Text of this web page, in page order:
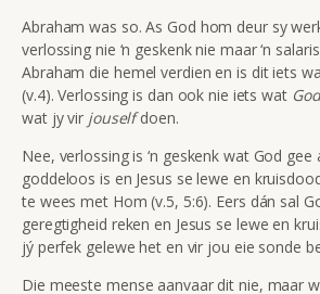
Abraham was so. As God hom deur sy
verlossing nie ‘n geskenk nie maar ‘n
Abraham die hemel verdien en is dit iets
(v.4). Verlossing is dan ook nie iets wat God
wat jy vir jouselfdoen.
Nee, verlossing is ‘n geskenk wat God
goddeloos is en Jesus se lewe en
te wees met Hom (v.5, 5:6). Eers dán sal
geregtigheid reken en Jesus se lewe en
jý perfek gelewe het en vir jou eie sonde
Die meeste mense aanvaar dit nie, maar